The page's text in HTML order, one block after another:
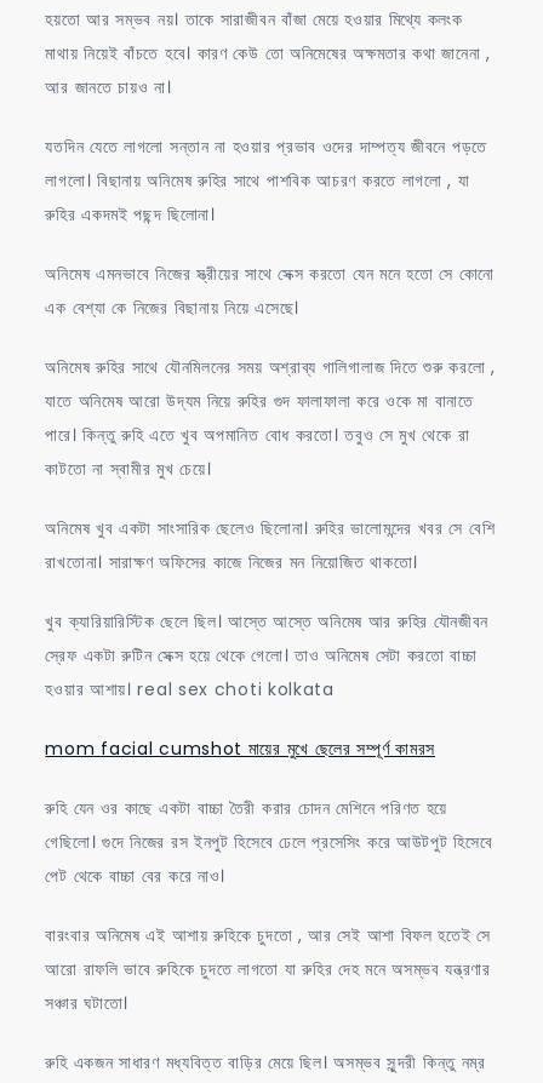
হয়তো আর সম্ভব নয়। তাকে সারাজীবন বাঁজা মেয়ে হওয়ার মিথ্যে কলংক
মাথায় নিয়েই বাঁচতে হবে। কারণ কেউ তো অনিমেষের অক্ষমতার কথা জানেনা ,
আর জানতে চায়ও না।
যতদিন যেতে লাগলো সন্তান না হওয়ার প্রভাব ওদের দাম্পত্য জীবনে পড়তে
লাগলো। বিছানায় অনিমেষ রুহির সাথে পাশবিক আচরণ করতে লাগলো , যা
রুহির একদমই পছন্দ ছিলোনা।
অনিমেষ এমনভাবে নিজের স্ত্রীয়ের সাথে সেক্স করতো যেন মনে হতো সে কোনো
এক বেশ্যা কে নিজের বিছানায় নিয়ে এসেছে।
অনিমেষ রুহির সাথে যৌনমিলনের সময় অশ্রাব্য গালিগালাজ দিতে শুরু করলো ,
যাতে অনিমেষ আরো উদ্যম নিয়ে রুহির গুদ ফালাফালা করে ওকে মা বানাতে
পারে। কিন্তু রুহি এতে খুব অপমানিত বোধ করতো। তবুও সে মুখ থেকে রা
কাটতো না স্বামীর মুখ চেয়ে।
অনিমেষ খুব একটা সাংসারিক ছেলেও ছিলোনা। রুহির ভালোমন্দের খবর সে বেশি
রাখতোনা। সারাক্ষণ অফিসের কাজে নিজের মন নিয়োজিত থাকতো।
খুব ক্যারিয়ারিস্টিক ছেলে ছিল। আস্তে আস্তে অনিমেষ আর রুহির যৌনজীবন
স্রেফ একটা রুটিন সেক্স হয়ে থেকে গেলো। তাও অনিমেষ সেটা করতো বাচ্চা
হওয়ার আশায়। real sex choti kolkata
mom facial cumshot মায়ের মুখে ছেলের সম্পূর্ণ কামরস
রুহি যেন ওর কাছে একটা বাচ্চা তৈরী করার চোদন মেশিনে পরিণত হয়ে
গেছিলো। গুদে নিজের রস ইনপুট হিসেবে ঢেলে প্রসেসিং করে আউটপুট হিসেবে
পেট থেকে বাচ্চা বের করে নাও।
বারংবার অনিমেষ এই আশায় রুহিকে চুদতো , আর সেই আশা বিফল হতেই সে
আরো রাফলি ভাবে রুহিকে চুদতে লাগতো যা রুহির দেহ মনে অসম্ভব যন্ত্রণার
সঞ্চার ঘটাতো।
রুহি একজন সাধারণ মধ্যবিত্ত বাড়ির মেয়ে ছিল। অসম্ভব সুন্দরী কিন্তু নম্র